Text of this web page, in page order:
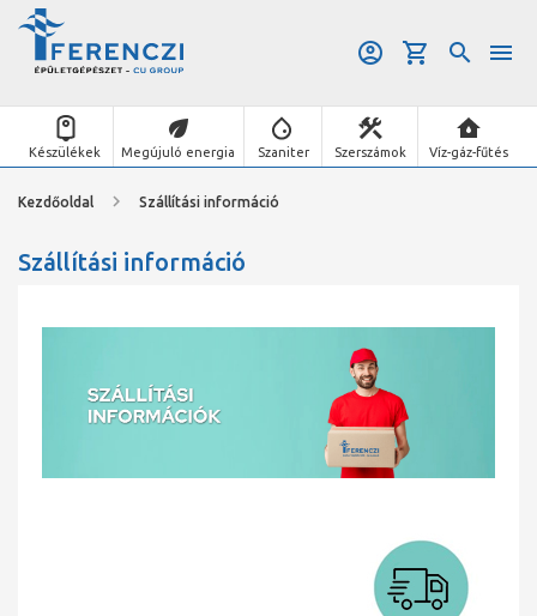
Készülékek Megújuló energia Szaniter Szerszámok Víz-gáz-fűtés
Kezdőoldal Szállítási információ
Szállítási információ